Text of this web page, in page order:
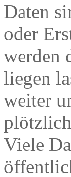
Daten
oder
werden
liegen
weiter
Viele